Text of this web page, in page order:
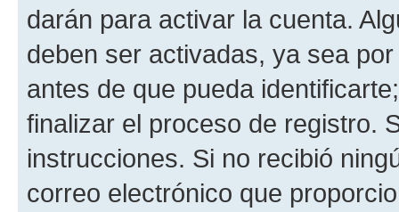
darán para activar la cuenta.
deben ser activadas, ya sea
antes de que pueda
finalizar el proceso de registro.
instrucciones. Si no recibió
correo electrónico que